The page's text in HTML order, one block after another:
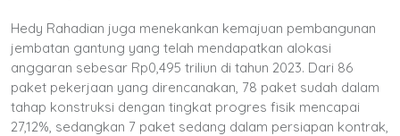
Hedy Rahadian juga menekankan kemajuan pembangunan
jembatan gantung yang telah mendapatkan alokasi
anggaran sebesar Rp0,495 triliun di tahun 2023. Dari 86
paket pekerjaan yang direncanakan, 78 paket sudah dalam
tahap konstruksi dengan tingkat progres fisik mencapai
27,12%, sedangkan 7 paket sedang dalam persiapan kontrak,